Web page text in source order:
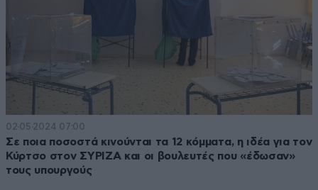
02·05·2024 07:00
Σε ποια ποσοστά κινούνται τα 12 κόμματα, η ιδέα για τον
Κύρτσο στον ΣΥΡΙΖΑ και οι βουλευτές που «έδωσαν»
τους υπουργούς